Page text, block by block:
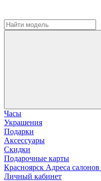
Часы
Украшения
Подарки
Аксессуары
Скидки
Подарочные карты
Красноярск Адреса салонов
Личный кабинет